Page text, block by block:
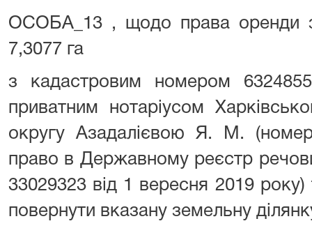
ОСОБА_13 , щодо права оренди
7,3077 га
з кадастровим номером
приватним нотаріусом
округу Азадалієвою Я. М.
право в Державному реєстр
33029323 від 1 вересня 2019 року)
повернути вказану земельну